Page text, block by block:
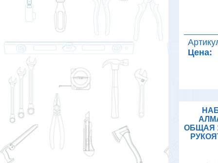
Цена:
ОБЩАЯ